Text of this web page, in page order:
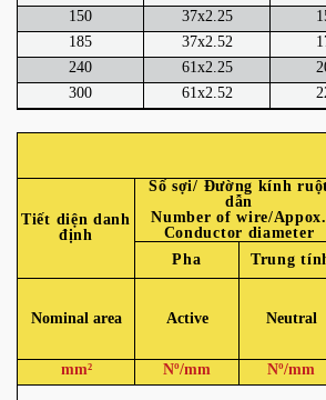
150
37x2.25
185
37x2.52
240
61x2.25
300
61x2.52
Tiết diện danh
định
Số sợi/ Đường kính
dẫn
Number of wire/Appox.
Conductor diameter
Pha
Trung
Nominal area Active Neutral
mm² Nº/mm Nº/mm